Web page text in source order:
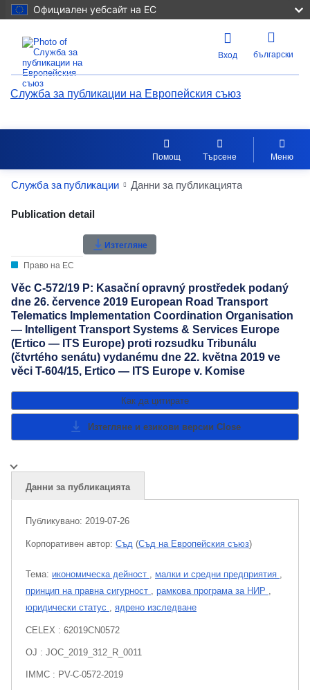
Официален уебсайт на ЕС
Вход български
Служба за публикации на Европейския съюз
Помощ Търсене Меню
Служба за публикации Данни за публикацията
Publication Detail Actions Portlet
Рейтинг на потребителите
Publication detail
Право на ЕС
Изтегляне
Věc C-572/19 P: Kasační opravný prostředek podaný
dne 26. července 2019 European Road Transport
Telematics Implementation Coordination Organisation
— Intelligent Transport Systems & Services Europe
(Ertico — ITS Europe) proti rozsudku Tribunálu
(čtvrtého senátu) vydanému dne 22. května 2019 ve
věci T-604/15, Ertico — ITS Europe v. Komise
Как да цитирате
Изтегляне и езикови версии Close
Данни за публикацията
Публикувано: 2019-07-26
Корпоративен aвтор: Съд (Съд на Европейския съюз)
Тема: икономическа дейност , малки и средни предприятия ,
принцип на правна сигурност , рамкова програма за НИР ,
юридически статус , ядрено изследване
CELEX : 62019CN0572
OJ : JOC_2019_312_R_0011
IMMC : PV-C-0572-2019